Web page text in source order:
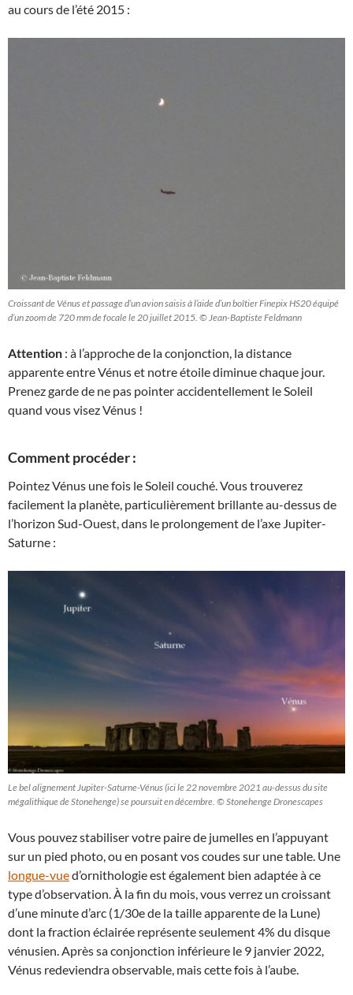
au cours de l’été 2015 :
Croissant de Vénus et passage d’un avion saisis à l’aide d’un boîtier Finepix HS20 équipé
d’un zoom de 720 mm de focale le 20 juillet 2015. © Jean-Baptiste Feldmann
Attention : à l’approche de la conjonction, la distance
apparente entre Vénus et notre étoile diminue chaque jour.
Prenez garde de ne pas pointer accidentellement le Soleil
quand vous visez Vénus !
Comment procéder :
Pointez Vénus une fois le Soleil couché. Vous trouverez
facilement la planète, particulièrement brillante au-dessus de
l’horizon Sud-Ouest, dans le prolongement de l’axe Jupiter-
Saturne :
Le bel alignement Jupiter-Saturne-Vénus (ici le 22 novembre 2021 au-dessus du site
mégalithique de Stonehenge) se poursuit en décembre. © Stonehenge Dronescapes
Vous pouvez stabiliser votre paire de jumelles en l’appuyant
sur un pied photo, ou en posant vos coudes sur une table. Une
longue-vued’ornithologie est également bien adaptée à ce
type d’observation. À la fin du mois, vous verrez un croissant
d’une minute d’arc (1/30e de la taille apparente de la Lune)
dont la fraction éclairée représente seulement 4% du disque
vénusien. Après sa conjonction inférieure le 9 janvier 2022,
Vénus redeviendra observable, mais cette fois à l’aube.